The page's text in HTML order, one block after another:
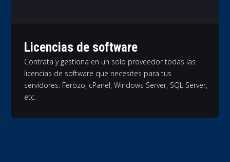
Licencias de software
Contrata y gestiona en un solo proveedor todas las
licencias de software que necesites para tus
servidores: Ferozo, cPanel, Windows Server, SQL Server,
etc.